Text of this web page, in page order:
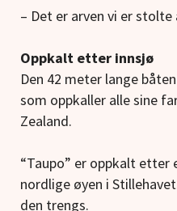
– Det er arven vi er stolte
Oppkalt etter innsjø
Den 42 meter lange
som oppkaller alle sine
Zealand.
“Taupo” er oppkalt etter
nordlige øyen i
den trengs.